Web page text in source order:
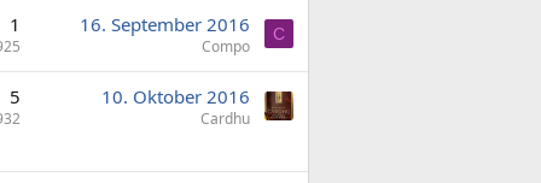
1 16. September 2016
Compo
C
5 10. Oktober 2016
Cardhu